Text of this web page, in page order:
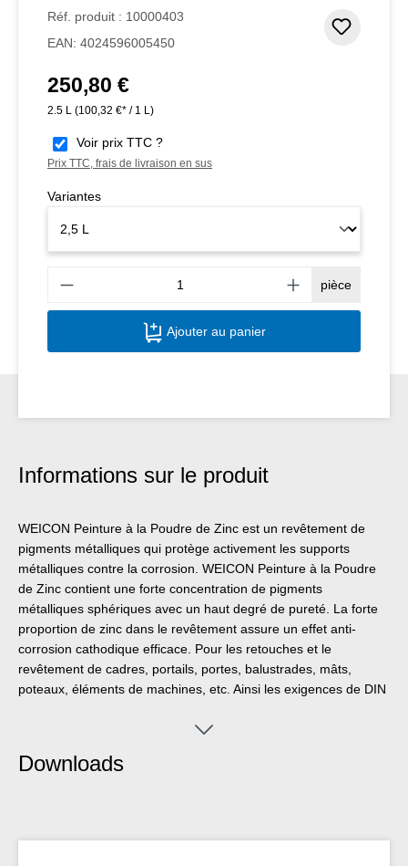
Réf. produit : 10000403
EAN: 4024596005450
Prix régulier :
250,80 €
2.5 L (100,32 €* / 1 L)
Voir prix TTC ?
Prix TTC, frais de livraison en sus
Variantes
pièce
Ajouter au panier
Informations sur le produit
WEICON Peinture à la Poudre de Zinc est un revêtement de
pigments métalliques qui protège activement les supports
métalliques contre la corrosion. WEICON Peinture à la Poudre
de Zinc contient une forte concentration de pigments
métalliques sphériques avec un haut degré de pureté. La forte
proportion de zinc dans le revêtement assure un effet anti-
corrosion cathodique efficace. Pour les retouches et le
revêtement de cadres, portails, portes, balustrades, mâts,
poteaux, éléments de machines, etc. Ainsi les exigences de DIN
les molécules de zinc réagissent avec l‘humidité de l‘air et
sous-jacente contre la corrosion.
Downloads